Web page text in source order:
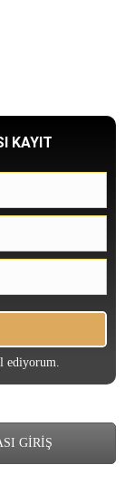
KAYIT
ediyorum.
GİRİŞ